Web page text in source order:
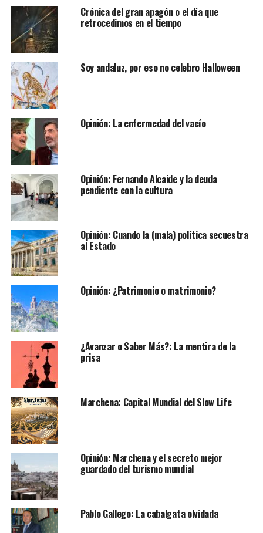
Crónica del gran apagón o el día que
retrocedimos en el tiempo
Soy andaluz, por eso no celebro Halloween
Opinión: La enfermedad del vacío
Opinión: Fernando Alcaide y la deuda
pendiente con la cultura
Opinión: Cuando la (mala) política secuestra
al Estado
Opinión: ¿Patrimonio o matrimonio?
¿Avanzar o Saber Más?: La mentira de la
prisa
Marchena: Capital Mundial del Slow Life
Opinión: Marchena y el secreto mejor
guardado del turismo mundial
Pablo Gallego: La cabalgata olvidada